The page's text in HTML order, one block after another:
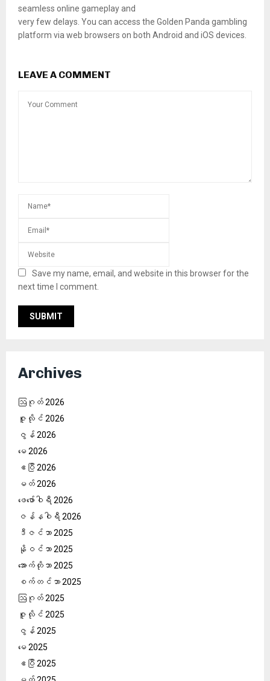
seamless online gameplay and
very few delays. You can access the Golden Panda gambling
platform via web browsers on both Android and iOS devices.
LEAVE A COMMENT
Save my name, email, and website in this browser for the
next time I comment.
Archives
ဩဂုတ် 2026
ဇူလိုင် 2026
ဇွန် 2026
မေ 2026
ဧပြီ 2026
မတ် 2026
ဖေ‌ဖော်ဝါရီ 2026
ဇန်နဝါရီ 2026
ဒီဇင်ဘာ 2025
နိုဝင်ဘာ 2025
အောက်တိုဘာ 2025
စက်တင်ဘာ 2025
ဩဂုတ် 2025
ဇူလိုင် 2025
ဇွန် 2025
မေ 2025
ဧပြီ 2025